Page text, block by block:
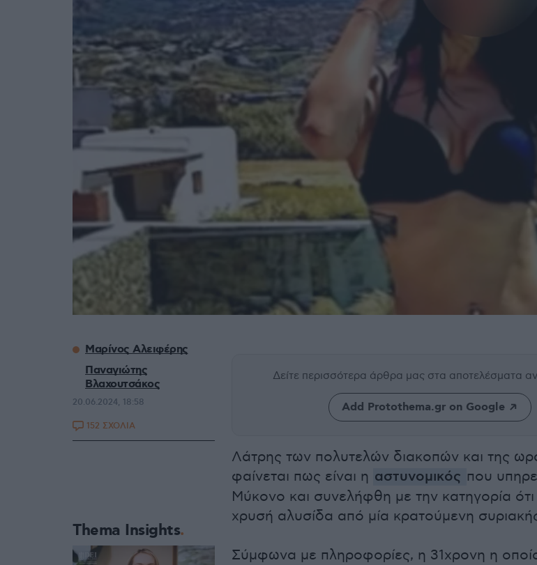
Δείτε περισσότερα άρθρα μας στα αποτελέσματα
Add Protothema.gr on Google
Λάτρης των πολυτελών διακοπών και της
φαίνεται πως είναι η αστυνομικός που
Μύκονο και συνελήφθη με την κατηγορία ότι
χρυσή αλυσίδα από μία κρατούμενη
Σύμφωνα με πληροφορίες, η 31χρονη η οποία
Μαρίνος Αλειφέρης
Παναγιώτης
Βλαχουτσάκος
20.06.2024, 18:58
152 ΣΧΟΛΙΑ
Thema Insights